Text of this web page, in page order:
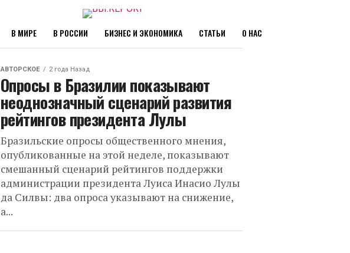
В МИРЕ В РОССИИ БИЗНЕС И ЭКОНОМИКА СТАТЬИ О НАС
АВТОРСКОЕ 2 года Назад
Опросы в Бразилии показывают
неоднозначный сценарий развития
рейтингов президента Лулы
Бразильские опросы общественного мнения,
опубликованные на этой неделе, показывают
смешанный сценарий рейтингов поддержки
администрации президента Луиса Инасио Лулы
да Силвы: два опроса указывают на снижение,
а...